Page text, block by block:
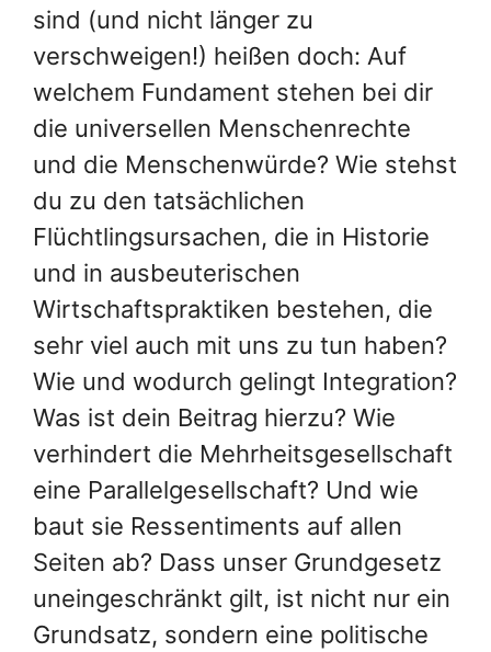
sind (und nicht länger zu
verschweigen!) heißen doch: Auf
welchem Fundament stehen bei dir
die universellen Menschenrechte
und die Menschenwürde? Wie stehst
du zu den tatsächlichen
Flüchtlingsursachen, die in Historie
und in ausbeuterischen
Wirtschaftspraktiken bestehen, die
sehr viel auch mit uns zu tun haben?
Wie und wodurch gelingt Integration?
Was ist dein Beitrag hierzu? Wie
verhindert die Mehrheitsgesellschaft
eine Parallelgesellschaft? Und wie
baut sie Ressentiments auf allen
Seiten ab? Dass unser Grundgesetz
uneingeschränkt gilt, ist nicht nur ein
Grundsatz, sondern eine politische